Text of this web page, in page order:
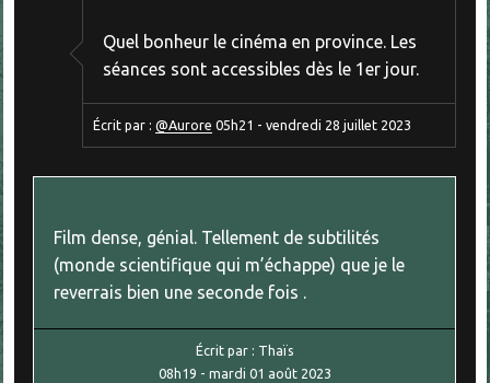
Quel bonheur le cinéma en province. Les
séances sont accessibles dès le 1er jour.
Écrit par :@Aurore 05h21 -vendredi 28 juillet 2023
Film dense, génial. Tellement de subtilités
(monde scientifique qui m’échappe) que je le
reverrais bien une seconde fois .
Écrit par : Thaïs
08h19 - mardi 01 août 2023